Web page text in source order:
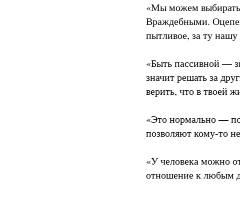
«Мы можем
Враждебными.
пытливое, за ту нашу
«Быть пассивной —
значит решать за
верить, что в твоей
«Это нормально —
позволяют кому-то
«У человека можно
отношение к любым